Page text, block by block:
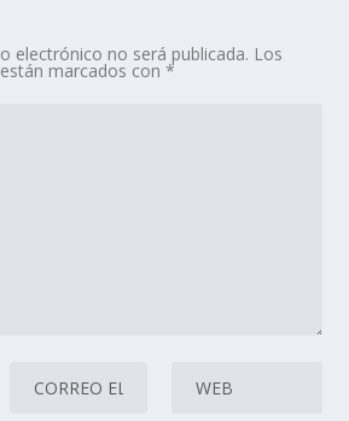
electrónico no será publicada. Los
marcados con*